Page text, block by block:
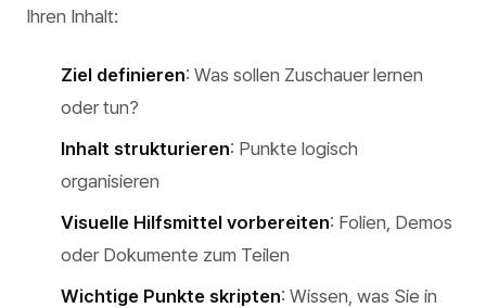
Ihren Inhalt:
Ziel definieren: Was sollen Zuschauer lernen
oder tun?
Inhalt strukturieren: Punkte logisch
organisieren
Visuelle Hilfsmittel vorbereiten: Folien, Demos
oder Dokumente zum Teilen
Wichtige Punkte skripten: Wissen, was Sie in